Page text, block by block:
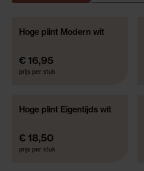
Hoge plint Modern wit
€ 16,95
prijs per stuk
Hoge plint Eigentijds wit
€ 18,50
prijs per stuk